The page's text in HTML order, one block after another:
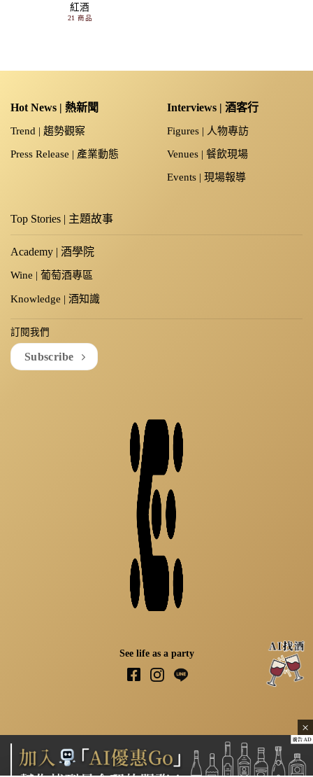
紅酒
21 商品
See life as a party
Hot News | 熱新聞
Trend | 趨勢觀察
Press Release | 產業動態
Interviews | 酒客行
Figures | 人物專訪
Venues | 餐飲現場
Events | 現場報導
Top Stories | 主題故事
Academy | 酒學院
Wine | 葡萄酒專區
Knowledge | 酒知識
訂閱我們
Subscribe
關於我們｜ 隱私權政策 著作權聲明 ｜聯絡我們
×